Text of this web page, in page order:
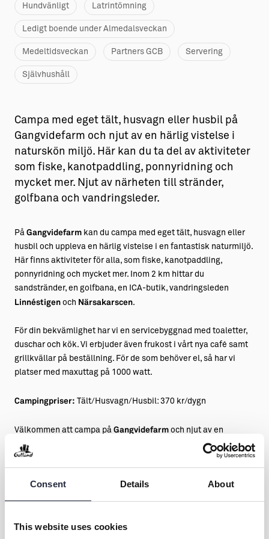
Consent Details About
This website uses cookies
Hundvänligt Latrintömning
Ledigt boende under Almedalsveckan
Medeltidsveckan Partners GCB Servering
Självhushåll
Campa med eget tält, husvagn eller husbil på
Gangvidefarm och njut av en härlig vistelse i
naturskön miljö. Här kan du ta del av aktiviteter
som fiske, kanotpaddling, ponnyridning och
mycket mer. Njut av närheten till stränder,
golfbana och vandringsleder.
På Gangvidefarm kan du campa med eget tält, husvagn eller
husbil och uppleva en härlig vistelse i en fantastisk naturmiljö.
Här finns aktiviteter för alla, som fiske, kanotpaddling,
ponnyridning och mycket mer. Inom 2 km hittar du
sandstränder, en golfbana, en ICA-butik, vandringsleden
Linnéstigen och Närsakarscen.
För din bekvämlighet har vi en servicebyggnad med toaletter,
duschar och kök. Vi erbjuder även frukost i vårt nya café samt
grillkvällar på beställning. För de som behöver el, så har vi
platser med maxuttag på 1000 watt.
Campingpriser: Tält/Husvagn/Husbil: 370 kr/dygn
Välkommen att campa på Gangvidefarm och njut av en
bekväm vistelse med närhet till både natur och aktiviteter!